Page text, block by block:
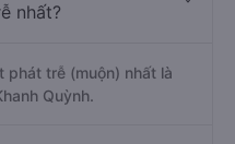
nhất?
phát trễ (muộn) nhất là
Quỳnh.